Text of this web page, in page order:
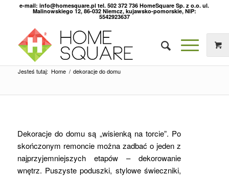
e-mail: info@homesquare.pl tel. 502 372 736 HomeSquare Sp. z o.o. ul.
Malinowskiego 12, 86-032 Niemcz, kujawsko-pomorskie, NIP:
5542923637
Jesteś tutaj: Home / dekoracje do domu
Dekoracje do domu są „wisienką na torcie”. Po
skończonym remoncie można zadbać o jeden z
najprzyjemniejszych etapów – dekorowanie
wnętrz. Puszyste poduszki, stylowe świeczniki,